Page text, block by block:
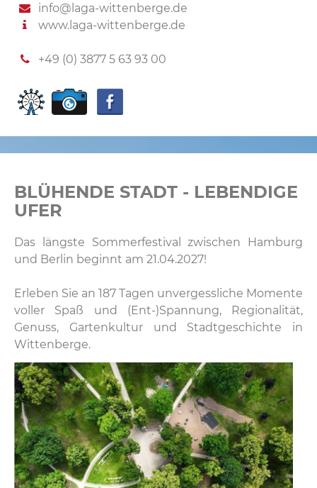
info@laga-wittenberge.de
www.laga-wittenberge.de
+49 (0) 3877 5 63 93 00
BLÜHENDE STADT - LEBENDIGE
UFER
Das längste Sommerfestival zwischen Hamburg
und Berlin beginnt am 21.04.2027!
Erleben Sie an 187 Tagen unvergessliche Momente
voller Spaß und (Ent-)Spannung, Regionalität,
Genuss, Gartenkultur und Stadtgeschichte in
Wittenberge.